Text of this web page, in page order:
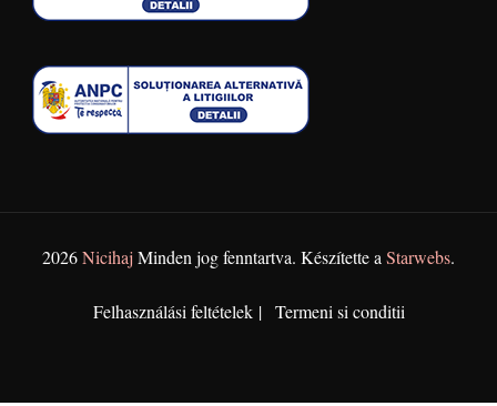
2026Nicihaj Minden jog fenntartva. Készítette aStarwebs.
Felhasználási feltételek Termeni si conditii